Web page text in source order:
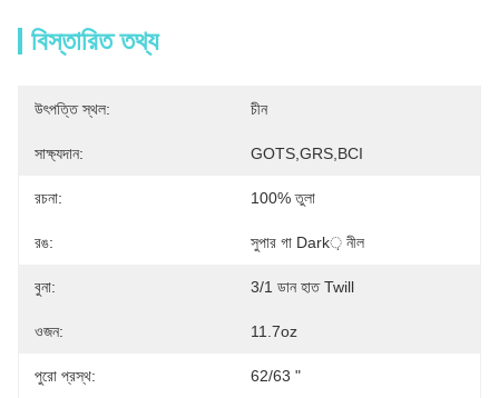
বিস্তারিত তথ্য
উৎপত্তি স্থল: চীন
সাক্ষ্যদান: GOTS,GRS,BCI
রচনা: 100% তুলা
রঙ: সুপার গা Dark় নীল
বুনা: 3/1 ডান হাত Twill
ওজন: 11.7oz
পুরো প্রস্থ: 62/63 "